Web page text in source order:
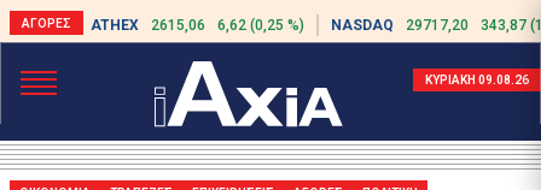
ATHEX 2615,06 6,62 (0,25 %) NASDAQ 29717,20 343,87
ΚΥΡΙΑΚΗ 09.08.26